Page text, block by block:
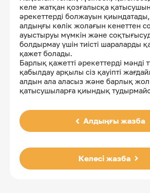
келе жатқан қозғалысқа
әрекеттерді болжауын қиындатады,
алдыңғы көлік жолағын кенеттен
ауыстыруы мүмкін және
болдырмау үшін тиісті шараларды
қажет болады.
Барлық қажетті әрекеттерді мәнді
қабылдау арқылы сіз қауіпті
алдын ала аласыз және барлық
қатысушыларға қиындық
Алдыңғы жазба
Келесі жазба